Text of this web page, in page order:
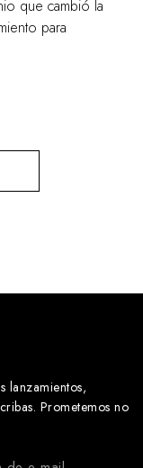
que cambió la
para
lanzamientos,
Prometemos no